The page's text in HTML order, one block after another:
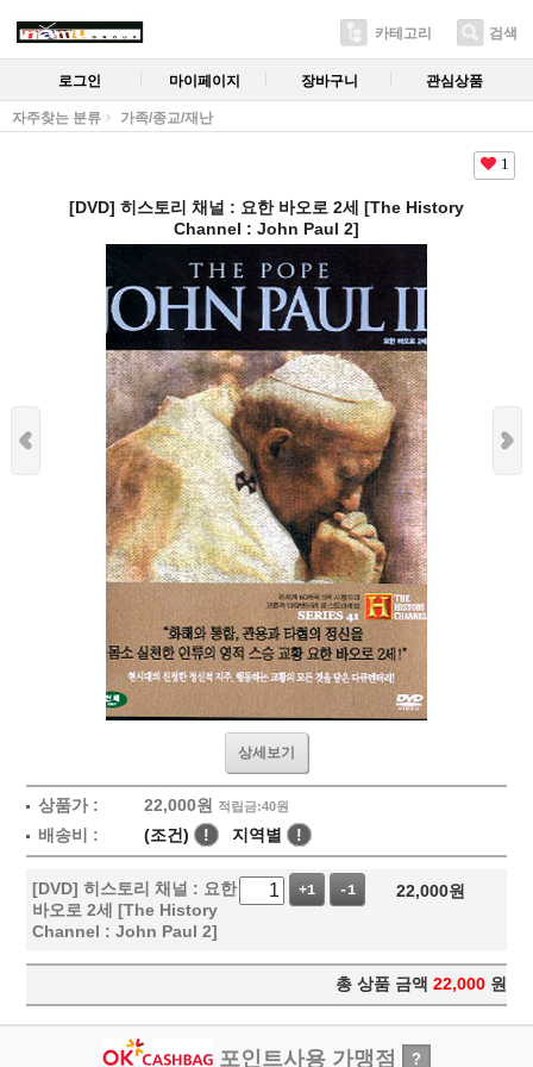
카테고리 검색
로그인 마이페이지 장바구니 관심상품
자주찾는 분류 가족/종교/재난
1
[DVD] 히스토리 채널 : 요한 바오로 2세 [The History
Channel : John Paul 2]
상세보기
상품가 : 22,000원 적립금:40원
배송비 : (조건) ! 지역별 !
[DVD] 히스토리 채널 : 요한
바오로 2세 [The History
Channel : John Paul 2]
+1 -1 22,000원
총 상품 금액 22,000 원
포인트사용 가맹점 ?